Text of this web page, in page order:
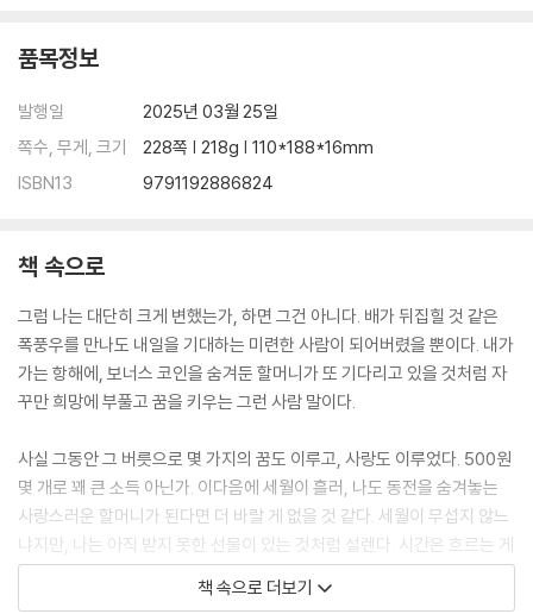
품목정보
발행일
2025년 03월 25일
쪽수, 무게, 크기
228쪽 | 218g | 110*188*16mm
ISBN13
9791192886824
책 속으로
그럼 나는 대단히 크게 변했는가, 하면 그건 아니다. 배가 뒤집힐 것 같은
폭풍우를 만나도 내일을 기대하는 미련한 사람이 되어버렸을 뿐이다. 내가
가는 항해에, 보너스 코인을 숨겨둔 할머니가 또 기다리고 있을 것처럼 자
꾸만 희망에 부풀고 꿈을 키우는 그런 사람 말이다.
사실 그동안 그 버릇으로 몇 가지의 꿈도 이루고, 사랑도 이루었다. 500원
몇 개로 꽤 큰 소득 아닌가. 이다음에 세월이 흘러, 나도 동전을 숨겨놓는
사랑스러운 할머니가 된다면 더 바랄 게 없을 것 같다. 세월이 무섭지 않느
냐지만, 나는 아직 받지 못한 선물이 있는 것처럼 설렌다. 시간은 흐르는 게
아니라, 쌓이는 쪽에 가까운 거니까 말이다. 하늘 위로 한가득 떨어지는 별
똥별처럼, 머리 위로 쏟아지는 것. 개중엔 따끔한 부스러기도 있겠지만, 분
책 속으로 더보기